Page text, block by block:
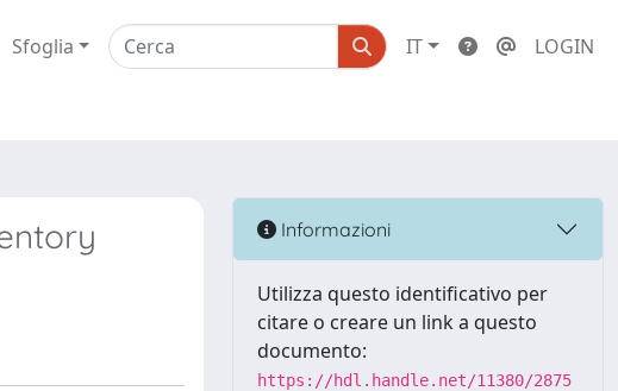
Sfoglia IT LOGIN
Informazioni
Utilizza questo identificativo per
citare o creare un link a questo
documento:
https://hdl.handle.net/11380/2875